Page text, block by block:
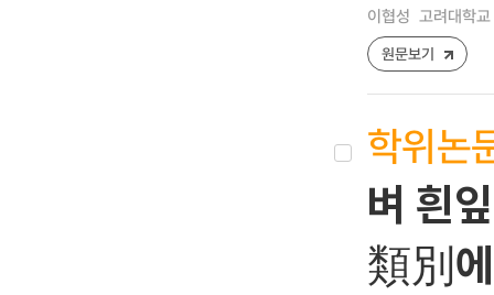
이협성 고려대학
원문보기
학위논
벼 흰
類別